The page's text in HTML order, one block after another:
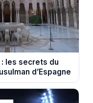
les secrets du
d’Espagne